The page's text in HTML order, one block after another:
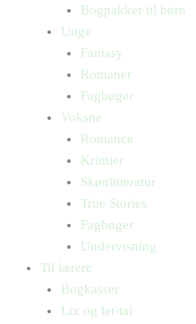
Bogpakker til børn
Unge
Fantasy
Romaner
Fagbøger
Voksne
Romance
Krimier
Skønlitteratur
True Stories
Fagbøger
Undervisning
Til lærere
Bogkasser
Lix og let-tal